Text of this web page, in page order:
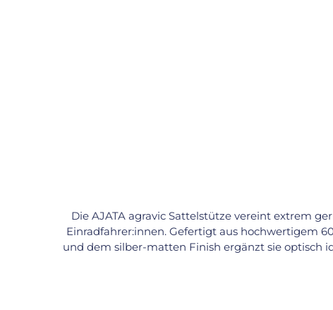
Die AJATA agravic Sattelstütze vereint extrem
Einradfahrer:innen. Gefertigt aus hochwertigem
und dem silber-matten Finish ergänzt sie optisch